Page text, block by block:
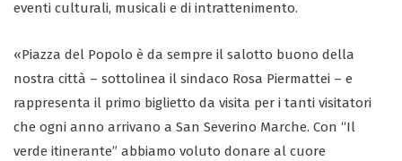
eventi culturali, musicali e di intrattenimento.
«Piazza del Popolo è da sempre il salotto buono della
nostra città – sottolinea il sindaco Rosa Piermattei – e
rappresenta il primo biglietto da visita per i tanti visitatori
che ogni anno arrivano a San Severino Marche. Con “Il
verde itinerante” abbiamo voluto donare al cuore